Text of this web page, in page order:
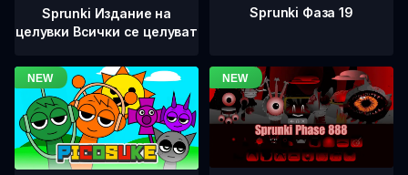
Sprunki Издание на
целувки Всички се целуват
Sprunki Фаза 19